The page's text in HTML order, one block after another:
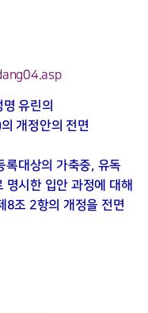
유린의
개정안의 전면
록대상의 가축중, 유독
명시한 입안 과정에 대해
8조 2항의 개정을 전면